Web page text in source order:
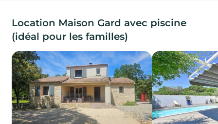
Location Maison Gard avec piscine
(idéal pour les familles)